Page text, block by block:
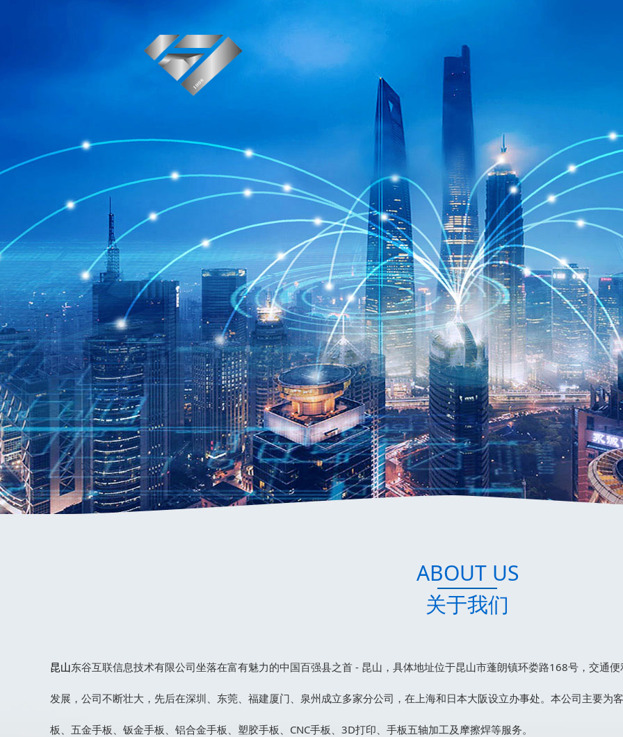
ABOUT US
关于我们
昆山东谷互联信息技术有限公司坐落在富有魅力的中国百强县之首 - 昆山，具体地址位于昆山市蓬朗镇环娄路168号，交通
发展，公司不断壮大，先后在深圳、东莞、福建厦门、泉州成立多家分公司，在上海和日本大阪设立办事处。本公司主要为
板、五金手板、钣金手板、铝合金手板、塑胶手板、CNC手板、3D打印、手板五轴加工及摩擦焊等服务。